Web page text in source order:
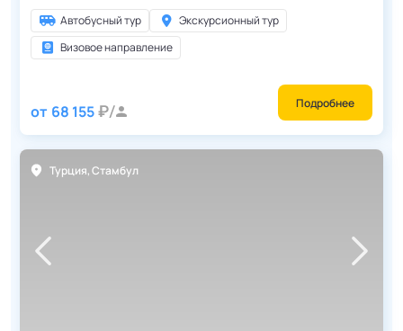
Автобусный тур
Экскурсионный тур
Визовое направление
от 68 155 Подробнее
Турция,Стамбул